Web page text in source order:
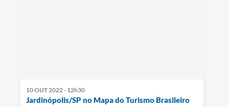
10 OUT 2022 - 12h30
Jardinópolis/SP no Mapa do Turismo Brasileiro